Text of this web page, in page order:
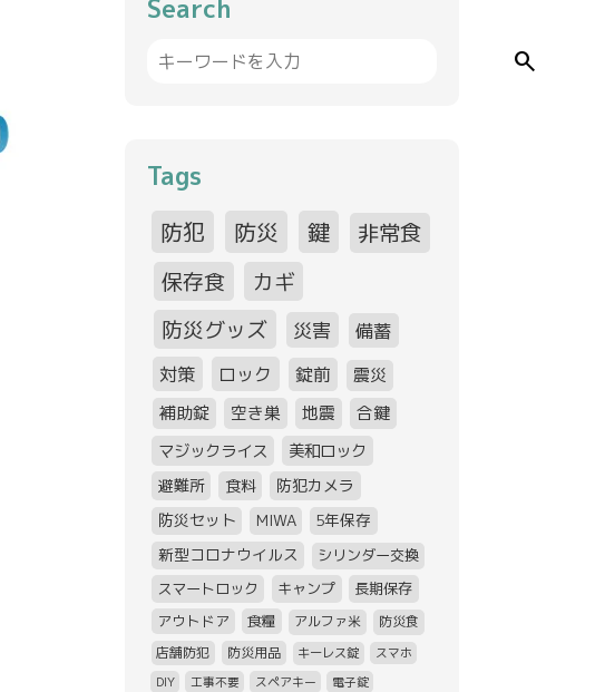
Search
search
Tags
防犯 防災 鍵 非常食
保存食
カギ
防災グッズ
災害
備蓄
対策
ロック 錠前
震災
補助錠
空き巣 地震
合鍵
マジックライス
美和ロック
避難所 食料
防犯カメラ
防災セット
MIWA
5年保存
新型コロナウイルス
シリンダー交換
スマートロック
キャンプ
長期保存
アウトドア
食糧 アルファ米
防災食
店舗防犯
防災用品 キーレス錠
スマホ
DIY
工事不要 スペアキー
電子錠